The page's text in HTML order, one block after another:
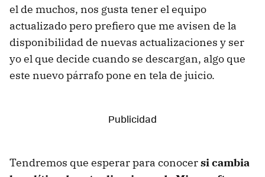
el de muchos, nos gusta tener el equipo
actualizado pero prefiero que me avisen de la
disponibilidad de nuevas actualizaciones y ser
yo el que decide cuando se descargan, algo que
este nuevo párrafo pone en tela de juicio.
Tendremos que esperar para conocersi cambia